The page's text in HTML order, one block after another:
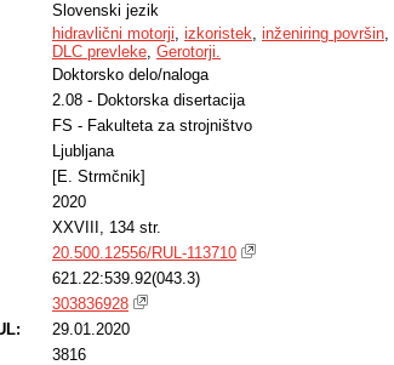
izkoristka. Na osnovi bazičnih hidravličnih
v smislu izdelave utorov pripomore k manjšemu
smo analizirali vpliv površinske hrapavosti,
in koeficient obrabe v dveh različnih kontaktih
lastnosti so bile dokazane v kontaktu DLC/jeklo v
obrabi. Rezultati triboloških testov so predstavljali
motorja z DLC prevleko na rotorjevem
motorja v vodi je bil 23\,\%. Rezultati
hidravlične kapljevine predstavlja obetavno rešitev za
z vodo.
Slovenski jezik
hidravlični motorji, izkoristek, inženiring površin,
DLC prevleke, Gerotorji.
Doktorsko delo/naloga
2.08 - Doktorska disertacija
FS - Fakulteta za strojništvo
Ljubljana
[E. Strmčnik]
2020
XXVIII, 134 str.
20.500.12556/RUL-113710
621.22:539.92(043.3)
303836928
29.01.2020
3816